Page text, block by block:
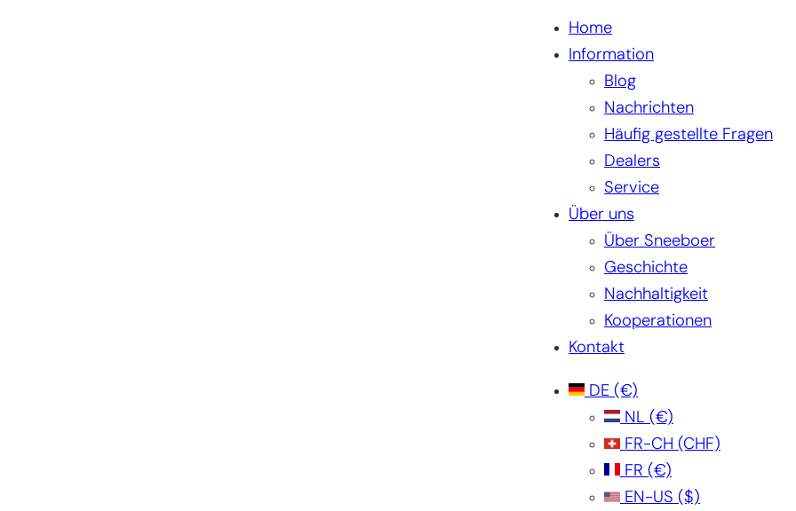
Home
Information
Blog
Nachrichten
Häufig gestellte Fragen
Dealers
Service
Über uns
Über Sneeboer
Geschichte
Nachhaltigkeit
Kooperationen
Kontakt
DE (€)
NL (€)
FR-CH (CHF)
FR (€)
EN-US ($)